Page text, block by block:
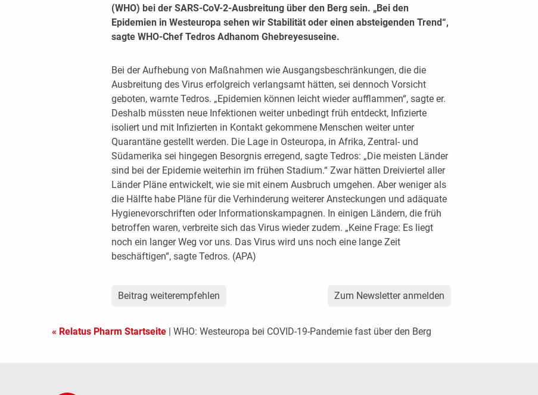
(WHO) bei der SARS-CoV-2-Ausbreitung über den Berg sein. „Bei den
Epidemien in Westeuropa sehen wir Stabilität oder einen absteigenden Trend“,
sagte WHO-Chef Tedros Adhanom Ghebreyesuseine.
Bei der Aufhebung von Maßnahmen wie Ausgangsbeschränkungen, die die
Ausbreitung des Virus erfolgreich verlangsamt hätten, sei dennoch Vorsicht
geboten, warnte Tedros. „Epidemien können leicht wieder aufflammen“, sagte er.
Deshalb müssten neue Infektionen weiter unbedingt früh entdeckt, Infizierte
isoliert und mit Infizierten in Kontakt gekommene Menschen weiter unter
Quarantäne gestellt werden. Die Lage in Osteuropa, in Afrika, Zentral- und
Südamerika sei hingegen Besorgnis erregend, sagte Tedros: „Die meisten Länder
sind bei der Epidemie weiterhin im frühen Stadium.“ Zwar hätten Dreiviertel aller
Länder Pläne entwickelt, wie sie mit einem Ausbruch umgehen. Aber weniger als
die Hälfte habe Pläne für die Verhinderung weiterer Ansteckungen und adäquate
Hygienevorschriften oder Informationskampagnen. In einigen Ländern, die früh
betroffen waren, verbreite sich das Virus wieder zudem. „Keine Frage: Es liegt
noch ein langer Weg vor uns. Das Virus wird uns noch eine lange Zeit
beschäftigen“, sagte Tedros. (APA)
Beitrag weiterempfehlen Zum Newsletter anmelden
« Relatus Pharm Startseite | WHO: Westeuropa bei COVID-19-Pandemie fast über den Berg